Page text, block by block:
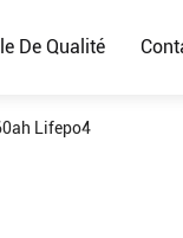
De Qualité
Lifepo4